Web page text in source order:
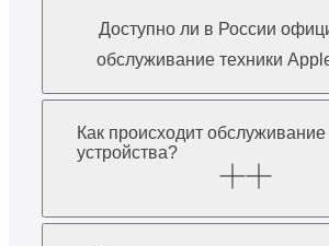
Доступно ли в России
обслуживание техники
Как происходит обслуживание
устройства?